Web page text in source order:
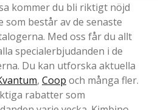
kommer du bli riktigt nöjd
som består av de senaste
Med oss får du allt
specialerbjudanden i de
Du kan utforska aktuella
, Coop och många fler.
rabatter som